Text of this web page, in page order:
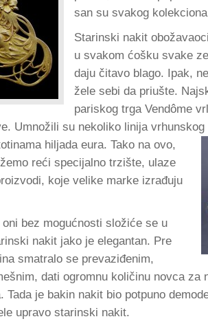
san su svakog
Starinski nakit
u svakom ćošku svake
daju čitavo blago. Ipak,
žele sebi da priušte.
pariskog trga Vendôme
Umnožili su nekoliko linija
hiljada eura. Tako na ovo,
reći specijalno trzište, ulaze
koje velike marke izrađuju
bez mogućnosti složiće se u
nakit jako je elegantan. Pre
smatralo se prevaziđenim,
dati ogromnu količinu novca za
Tada je bakin nakit bio potpuno
upravo starinski nakit.